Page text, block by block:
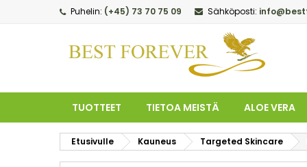
Puhelin: (+45) 73 70 75 09 Sähköposti:
TUOTTEET TIETOA MEISTÄ ALOE VERA
Etusivulle Kauneus Targeted Skincare